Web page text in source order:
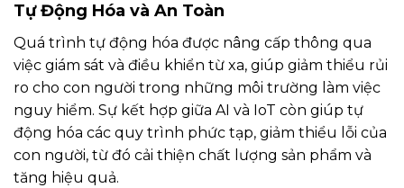
Tự Động Hóa và An Toàn
Quá trình tự động hóa được nâng cấp thông qua
việc giám sát và điều khiển từ xa, giúp giảm thiểu rủi
ro cho con người trong những môi trường làm việc
nguy hiểm. Sự kết hợp giữa AI và IoT còn giúp tự
động hóa các quy trình phức tạp, giảm thiểu lỗi của
con người, từ đó cải thiện chất lượng sản phẩm và
tăng hiệu quả.